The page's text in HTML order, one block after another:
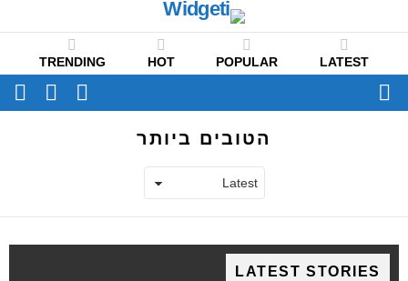
LATEST
POPULAR
HOT
TRENDING
Menu
SWITCH
SKIN
הטובים ביותר
LATEST STORIES